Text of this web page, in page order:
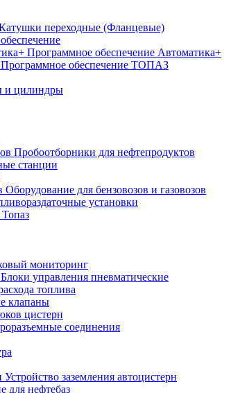
переходные (Фланцевые)
Программное обеспечение Автоматика+
Программное обеспечение ТОПАЗ
и цилиндры
Пробоотборники для нефтепродуктов
станции
Оборудование для бензовозов и газовозов
установки
мониторинг
Блоки управления пневматические
топлива
клапаны
цистерн
соединения
Устройство заземления автоцистерн
для нефтебаз